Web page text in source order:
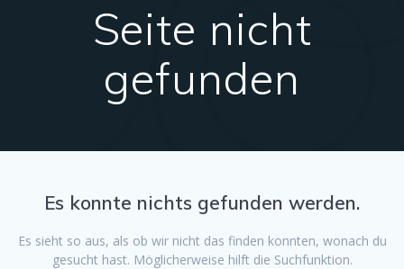
Seite nicht
gefunden
Es konnte nichts gefunden werden.
Es sieht so aus, als ob wir nicht das finden konnten, wonach du
gesucht hast. Möglicherweise hilft die Suchfunktion.